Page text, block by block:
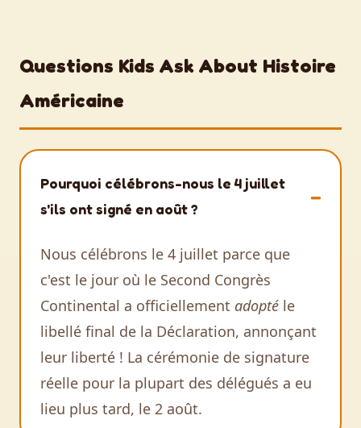
Questions Kids Ask About Histoire
Américaine
Pourquoi célébrons-nous le 4 juillet
s'ils ont signé en août ?
Nous célébrons le 4 juillet parce que
c'est le jour où le Second Congrès
Continental a officiellement adopté le
libellé final de la Déclaration, annonçant
leur liberté ! La cérémonie de signature
réelle pour la plupart des délégués a eu
lieu plus tard, le 2 août.